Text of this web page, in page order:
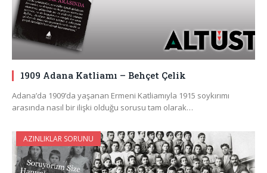
1909 Adana Katliamı – Behçet Çelik
Adana’da 1909’da yaşanan Ermeni Katliamıyla 1915 soykırımı
arasında nasıl bir ilişki olduğu sorusu tam olarak…
AZINLIKLAR SORUNU